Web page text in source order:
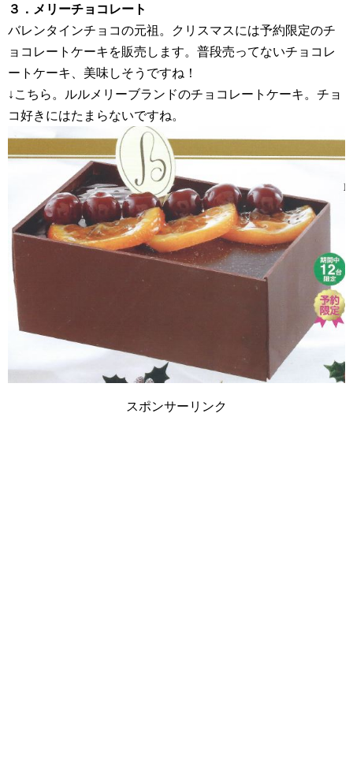
３．メリーチョコレート
バレンタインチョコの元祖。クリスマスには予約限定のチ
ョコレートケーキを販売します。普段売ってないチョコレ
ートケーキ、美味しそうですね！
↓こちら。ルルメリーブランドのチョコレートケーキ。チョ
コ好きにはたまらないですね。
スポンサーリンク